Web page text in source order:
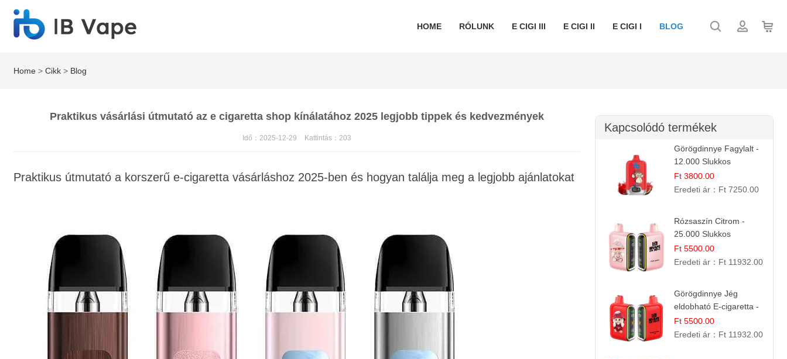
HOME RÓLUNK E CIGI III E CIGI II E CIGI I BLOG
Home >Cikk > Blog
Praktikus vásárlási útmutató az e cigaretta shop kínálatához 2025 legjobb tippek és kedvezmények
Idő：2025-12-29 Kattintás： 203
Praktikus útmutató a korszerű e-cigaretta vásárláshoz 2025-ben és hogyan találja meg a legjobb ajánlatokat
Kapcsolódó termékek
Görögdinnye Fagylalt -
12.000 Slukkos
eldobható e-Cigaretta
Ft 3800.00
Eredeti ár： Ft 7250.00
Rózsaszín Citrom -
25.000 Slukkos
eldobható e-Cigaretta |
IBvape Bar
Ft 5500.00
Eredeti ár： Ft 11932.00
Görögdinnye Jég
eldobható E-cigaretta -
25.000 Slukk | Frissítő
Nyári Íz
Ft 5500.00
Eredeti ár： Ft 11932.00